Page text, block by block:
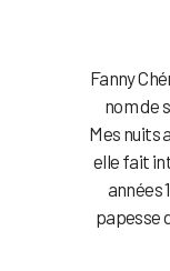
Fanny
nom de
Mes nuits
elle fait
années
papesse